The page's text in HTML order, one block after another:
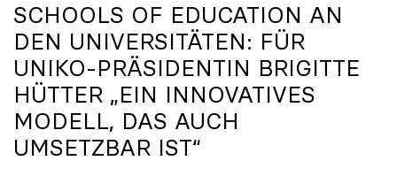
SCHOOLS OF EDUCATION AN
DEN UNIVERSITÄTEN: FÜR
UNIKO-PRÄSIDENTIN BRIGITTE
HÜTTER „EIN INNOVATIVES
MODELL, DAS AUCH
UMSETZBAR IST“